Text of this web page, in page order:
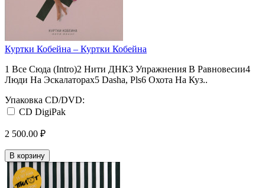
Куртки Кобейна ‎– Куртки Кобейна
1 Все Сюда (Intro)2 Нити ДНК3 Упражнения В Равновесии4
Люди На Эскалаторах5 Dasha, Pls6 Охота На Куз..
Упаковка CD/DVD:
CD DigiPak
2 500.00 ₽
В корзину